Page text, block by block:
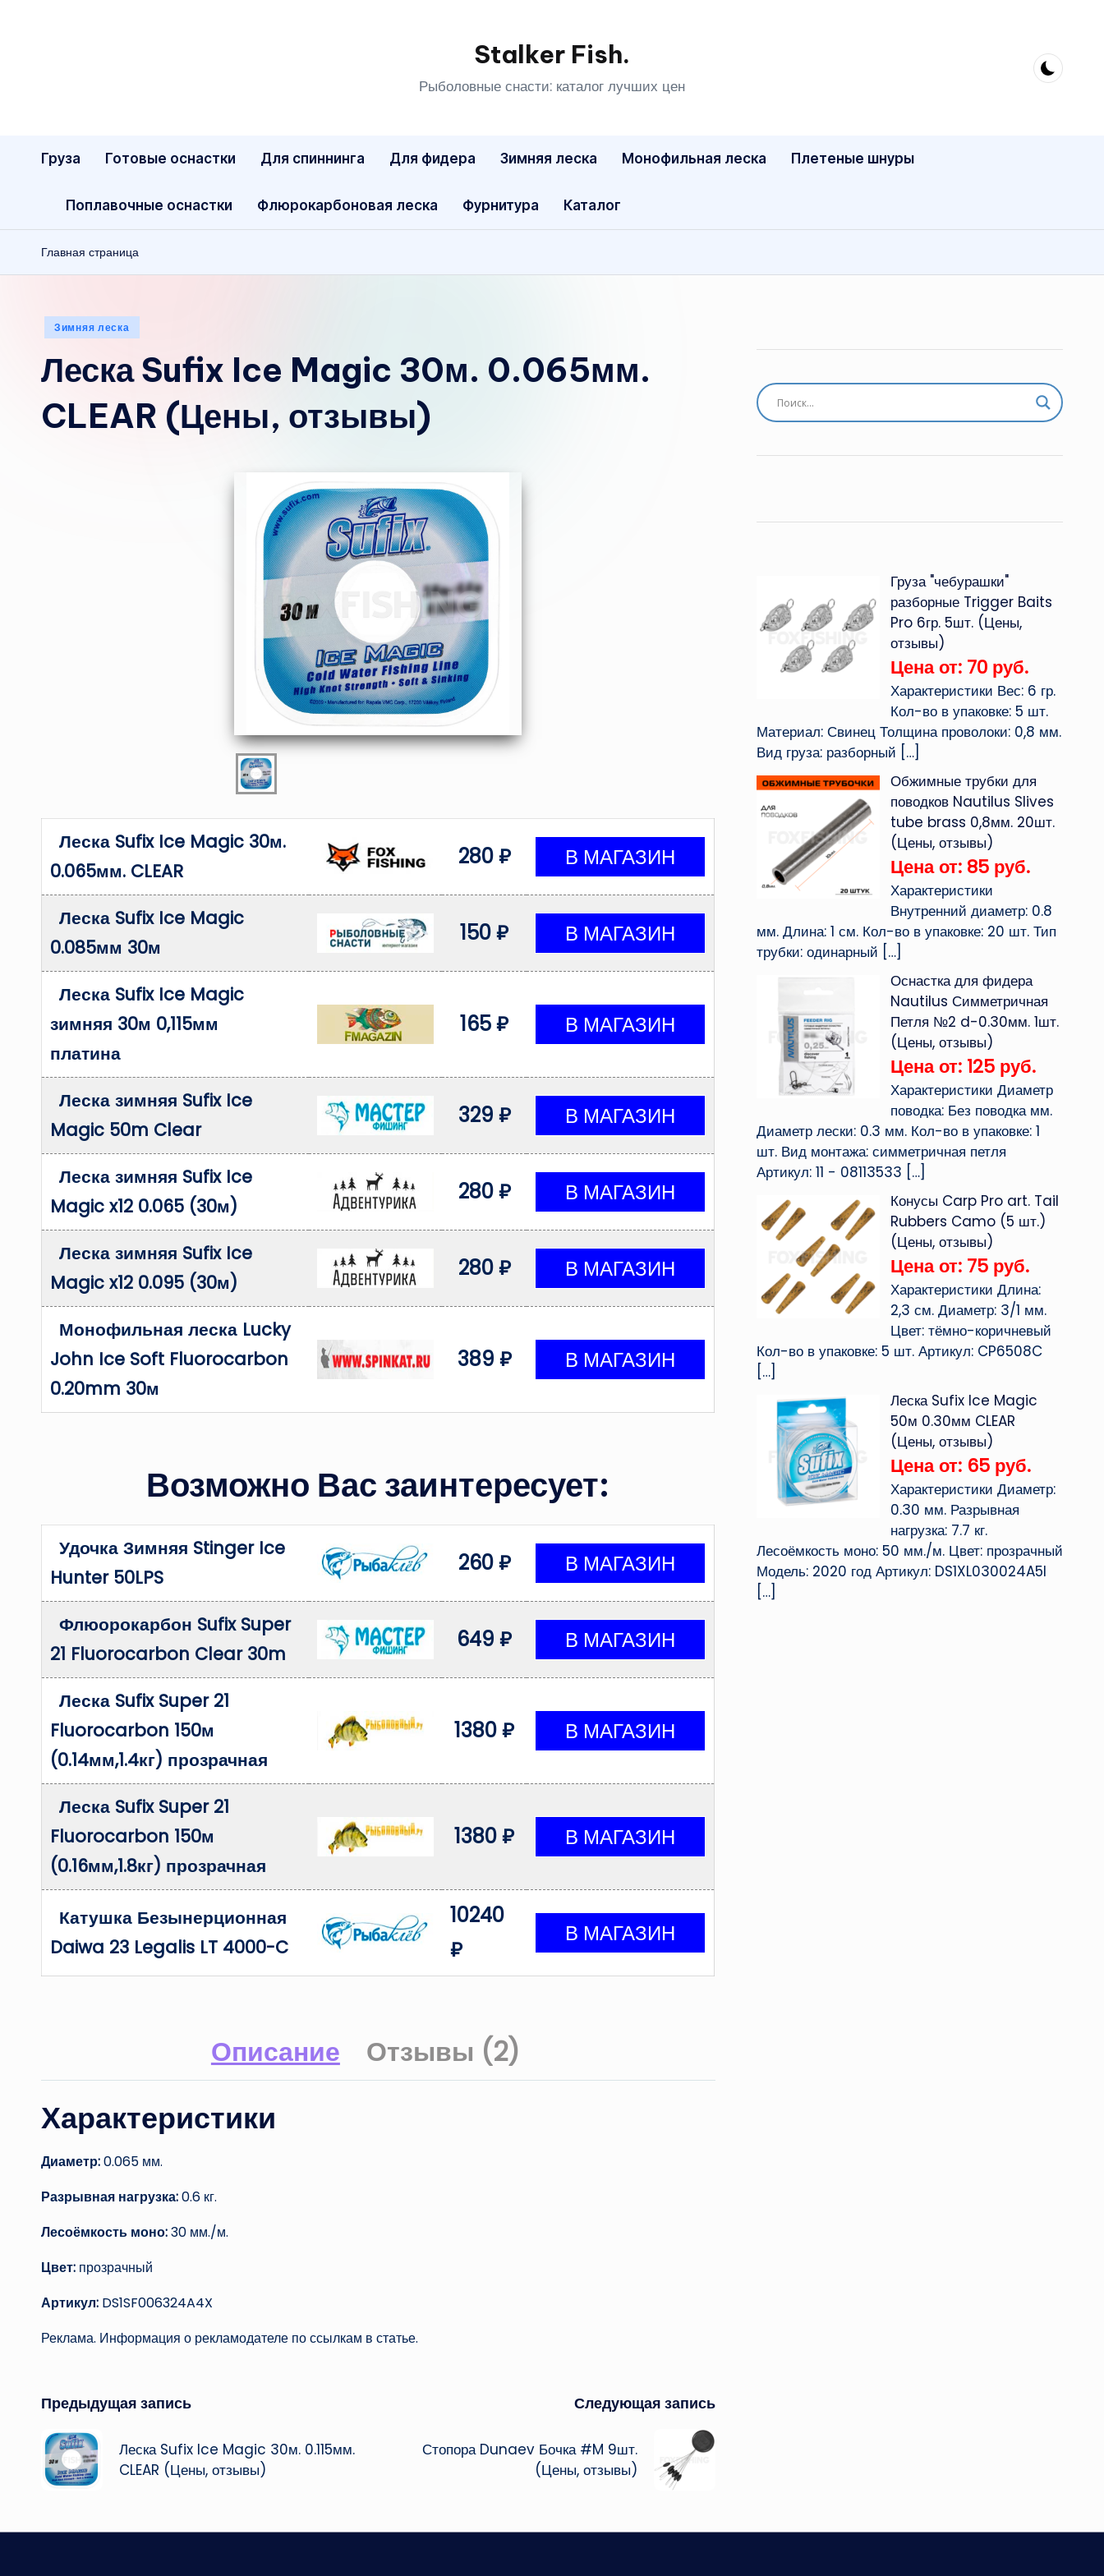
Stalker Fish.
Рыболовные снасти: каталог лучших цен
Груза Готовые оснастки Для спиннинга Для фидера Зимняя леска Монофильная леска Плетеные шнуры
Поплавочные оснастки Флюрокарбоновая леска Фурнитура Каталог
Главная страница
Опубликовано
Зимняя леска
Леска Sufix Ice Magic 30м. 0.065мм.
CLEAR (Цены, отзывы)
Леска Sufix Ice Magic 30м.
0.065мм. CLEAR
280 ₽
Леска Sufix Ice Magic
0.085мм 30м
150 ₽
Леска Sufix Ice Magic
зимняя 30м 0,115мм
платина
165 ₽
Леска зимняя Sufix Ice
Magic 50m Clear
329 ₽
Леска зимняя Sufix Ice
Magic x12 0.065 (30м)
280 ₽
Леска зимняя Sufix Ice
Magic x12 0.095 (30м)
280 ₽
Монофильная леска Lucky
John Ice Soft Fluorocarbon
0.20mm 30м
389 ₽
Возможно Вас заинтересует:
Удочка Зимняя Stinger Ice
Hunter 50LPS
260 ₽
Флюорокарбон Sufix Super
21 Fluorocarbon Clear 30m
649 ₽
Леска Sufix Super 21
Fluorocarbon 150м
(0.14мм,1.4кг) прозрачная
1380 ₽
Леска Sufix Super 21
Fluorocarbon 150м
(0.16мм,1.8кг) прозрачная
1380 ₽
Катушка Безынерционная
Daiwa 23 Legalis LT 4000-C
10240
₽
Описание Отзывы (2)
Характеристики
Диаметр:0.065 мм.
Разрывная нагрузка:0.6 кг.
Лесоёмкость моно:30 мм./м.
Цвет: прозрачный
Артикул: DS1SF006324A4X
Реклама. Информация о рекламодателе по ссылкам в статье.
Навигация
записи
Предыдущая запись
Леска Sufix Ice Magic 30м. 0.115мм.
CLEAR (Цены, отзывы)
Следующая запись
Стопора Dunaev Бочка #M 9шт.
(Цены, отзывы)
Груза "чебурашки"
разборные Trigger Baits
Pro 6гр. 5шт. (Цены,
отзывы)
Цена от: 70 руб.
Характеристики Вес: 6 гр.
Кол-во в упаковке: 5 шт.
Материал: Свинец Толщина проволоки: 0,8 мм.
Вид груза: разборный […]
Обжимные трубки для
поводков Nautilus Slives
tube brass 0,8мм. 20шт.
(Цены, отзывы)
Цена от: 85 руб.
Характеристики
Внутренний диаметр: 0.8
мм. Длина: 1 см. Кол-во в упаковке: 20 шт. Тип
трубки: одинарный […]
Оснастка для фидера
Nautilus Симметричная
Петля №2 d-0.30мм. 1шт.
(Цены, отзывы)
Цена от: 125 руб.
Характеристики Диаметр
поводка: Без поводка мм.
Диаметр лески: 0.3 мм. Кол-во в упаковке: 1
шт. Вид монтажа: симметричная петля
Артикул: 11 - 08113533 […]
Конусы Carp Pro art. Tail
Rubbers Camo (5 шт.)
(Цены, отзывы)
Цена от: 75 руб.
Характеристики Длина:
2,3 см. Диаметр: 3/1 мм.
Цвет: тёмно-коричневый
Кол-во в упаковке: 5 шт. Артикул: CP6508C
[…]
Леска Sufix Ice Magic
50м 0.30мм CLEAR
(Цены, отзывы)
Цена от: 65 руб.
Характеристики Диаметр:
0.30 мм. Разрывная
нагрузка: 7.7 кг.
Лесоёмкость моно: 50 мм./м. Цвет: прозрачный
Модель: 2020 год Артикул: DS1XL030024A5I
[…]